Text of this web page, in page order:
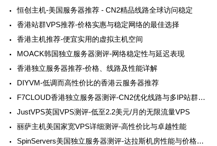
恒创主机-美国服务器推荐 - CN2精品线路全球访问稳定
香港站群VPS推荐-价格实惠与稳定网络的最佳选择
香港主机推荐-便宜实用的虚拟主机空间
MOACK韩国独立服务器测评-网络稳定性与延迟表现
香港独立服务器推荐-价格、线路及性能详解
DIYVM-低调而高性价比的香港云服务器推荐
F7CLOUD香港独立服务器测评-CN2优化线路与多IP站群支持
JustVPS英国VPS测评-低至2.2美元/月的无限流量VPS
丽萨主机美国家宽VPS详细测评-高性价比与卓越性能
SpinServers美国独立服务器测评-达拉斯机房性能与价格详解